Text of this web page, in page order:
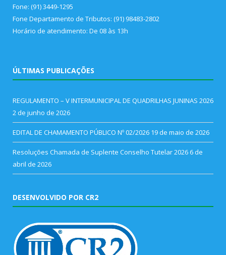
Fone: (91) 3449-1295
Fone Departamento de Tributos: (91) 98483-2802
Horário de atendimento: De 08 às 13h
ÚLTIMAS PUBLICAÇÕES
REGULAMENTO – V INTERMUNICIPAL DE QUADRILHAS JUNINAS 2026
2 de junho de 2026
EDITAL DE CHAMAMENTO PÚBLICO Nº 02/2026 19 de maio de 2026
Resoluções Chamada de Suplente Conselho Tutelar 2026 6 de
abril de 2026
DESENVOLVIDO POR CR2